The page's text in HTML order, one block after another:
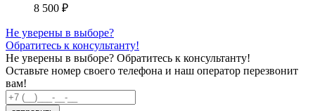
8 500 ₽
Не уверены в выборе?
Обратитесь к консультанту!
Не уверены в выборе? Обратитесь к консультанту!
Оставьте номер своего телефона и наш оператор перезвонит
вам!